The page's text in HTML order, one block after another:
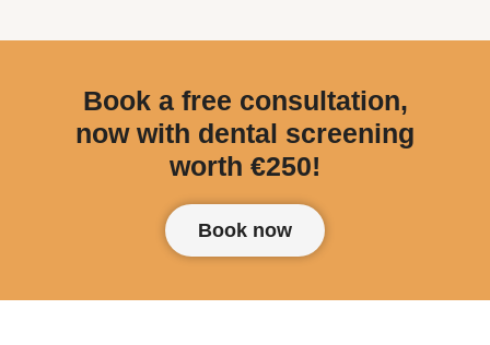
Book a free consultation,
now with dental screening
worth €250!
Book now